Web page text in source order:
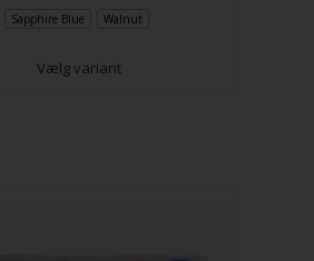
Sapphire Blue Walnut
Vælg variant